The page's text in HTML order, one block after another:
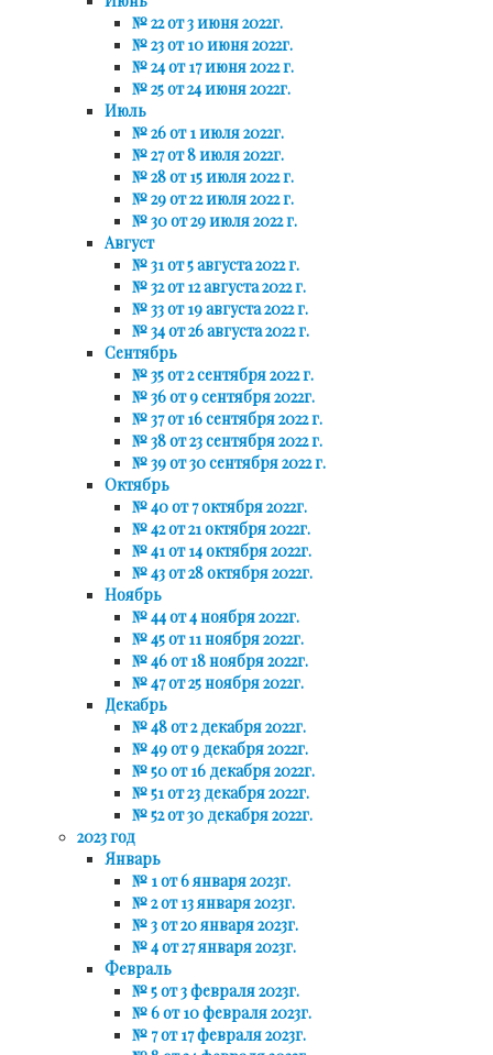
№ 22 от 3 июня 2022г.
№ 23 от 10 июня 2022г.
№ 24 от 17 июня 2022 г.
№ 25 от 24 июня 2022г.
Июль
№ 26 от 1 июля 2022г.
№ 27 от 8 июля 2022г.
№ 28 от 15 июля 2022 г.
№ 29 от 22 июля 2022 г.
№ 30 от 29 июля 2022 г.
Август
№ 31 от 5 августа 2022 г.
№ 32 от 12 августа 2022 г.
№ 33 от 19 августа 2022 г.
№ 34 от 26 августа 2022 г.
Сентябрь
№ 35 от 2 сентября 2022 г.
№ 36 от 9 сентября 2022г.
№ 37 от 16 сентября 2022 г.
№ 38 от 23 сентября 2022 г.
№ 39 от 30 сентября 2022 г.
Октябрь
№ 40 от 7 октября 2022г.
№ 42 от 21 октября 2022г.
№ 41 от 14 октября 2022г.
№ 43 от 28 октября 2022г.
Ноябрь
№ 44 от 4 ноября 2022г.
№ 45 от 11 ноября 2022г.
№ 46 от 18 ноября 2022г.
№ 47 от 25 ноября 2022г.
Декабрь
№ 48 от 2 декабря 2022г.
№ 49 от 9 декабря 2022г.
№ 50 от 16 декабря 2022г.
№ 51 от 23 декабря 2022г.
№ 52 от 30 декабря 2022г.
2023 год
Январь
№ 1 от 6 января 2023г.
№ 2 от 13 января 2023г.
№ 3 от 20 января 2023г.
№ 4 от 27 января 2023г.
Февраль
№ 5 от 3 февраля 2023г.
№ 6 от 10 февраля 2023г.
№ 7 от 17 февраля 2023г.